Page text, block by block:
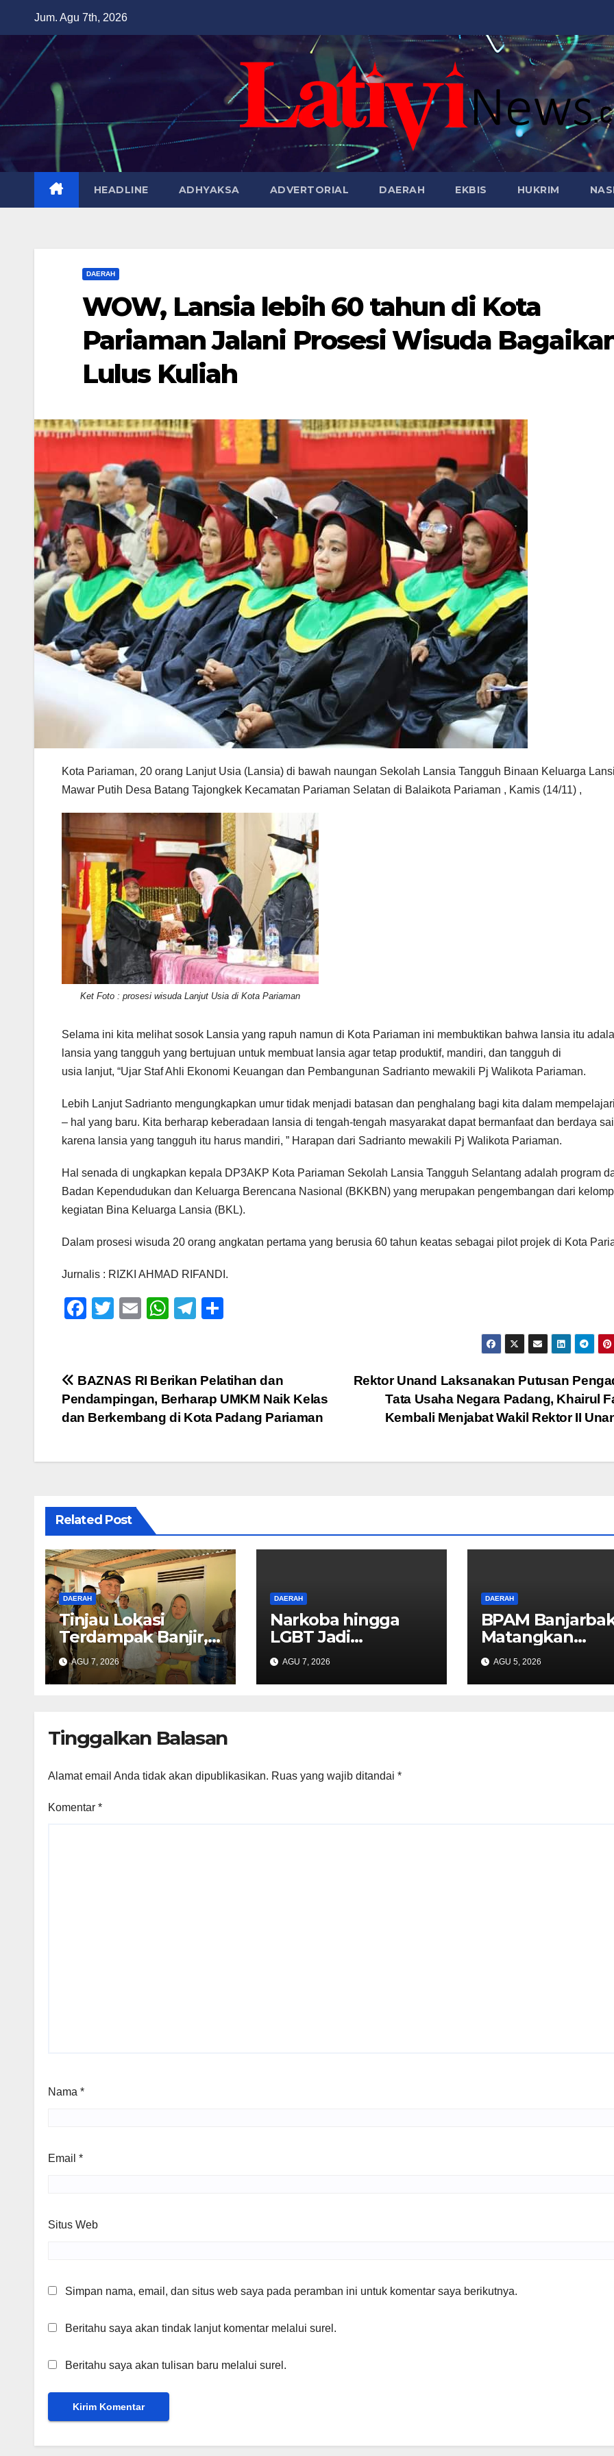
Jum. Agu 7th, 2026
HEADLINE ADHYAKSA ADVERTORIAL DAERAH EKBIS HUKRIM
DAERAH
WOW, Lansia lebih 60 tahun di Kota
Pariaman Jalani Prosesi Wisuda
Lulus Kuliah
Kota Pariaman, 20 orang Lanjut Usia (Lansia) di bawah naungan Sekolah Lansia Tangguh Binaan Keluarga
Mawar Putih Desa Batang Tajongkek Kecamatan Pariaman Selatan di Balaikota Pariaman , Kamis (14/11) ,
Ket Foto : prosesi wisuda Lanjut Usia di Kota Pariaman
Selama ini kita melihat sosok Lansia yang rapuh namun di Kota Pariaman ini membuktikan bahwa lansia itu
lansia yang tangguh yang bertujuan untuk membuat lansia agar tetap produktif, mandiri, dan tangguh di
usia lanjut, “Ujar Staf Ahli Ekonomi Keuangan dan Pembangunan Sadrianto mewakili Pj Walikota Pariaman.
Lebih Lanjut Sadrianto mengungkapkan umur tidak menjadi batasan dan penghalang bagi kita dalam
– hal yang baru. Kita berharap keberadaan lansia di tengah-tengah masyarakat dapat bermanfaat dan berdaya
karena lansia yang tangguh itu harus mandiri, ” Harapan dari Sadrianto mewakili Pj Walikota Pariaman.
Hal senada di ungkapkan kepala DP3AKP Kota Pariaman Sekolah Lansia Tangguh Selantang adalah program
Badan Kependudukan dan Keluarga Berencana Nasional (BKKBN) yang merupakan pengembangan dari
kegiatan Bina Keluarga Lansia (BKL).
Dalam prosesi wisuda 20 orang angkatan pertama yang berusia 60 tahun keatas sebagai pilot projek di Kota
Jurnalis : RIZKI AHMAD RIFANDI.
F
e
b
o
k
T
er
E
W
s
A
p
T
gr
a
m
e
Navigasi
pos
Rektor Unand Laksanakan Putusan
Tata Usaha Negara Padang, Khairul
Kembali Menjabat Wakil Rektor II
BAZNAS RI Berikan Pelatihan dan
Pendampingan, Berharap UMKM Naik Kelas
dan Berkembang di Kota Padang Pariaman
Related Post
DAERAH
Tinjau Lokasi
Terdampak Banjir,
Begini Ungkapan
Mahyeldi
AGU 7, 2026
DAERAH
Narkoba hingga
LGBT Jadi
Perhatian,
Gubernur Mahyeldi
Perkuat Sinergi
AGU 7, 2026
DAERAH
BPAM
Matangkan
Peluncuran
Bakula Water
AGU 5, 2026
Tinggalkan Balasan
Alamat email Anda tidak akan dipublikasikan. Ruas yang wajib ditandai *
Komentar *
Nama *
Email *
Situs Web
Simpan nama, email, dan situs web saya pada peramban ini untuk komentar saya berikutnya.
Beritahu saya akan tindak lanjut komentar melalui surel.
Beritahu saya akan tulisan baru melalui surel.